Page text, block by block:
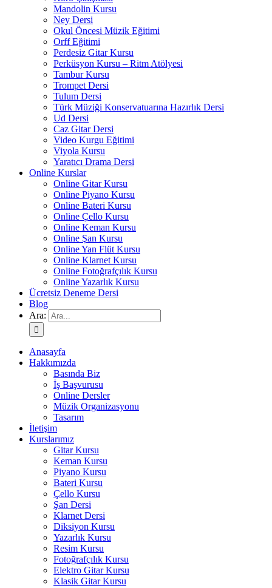
Mandolin Kursu
Ney Dersi
Okul Öncesi Müzik Eğitimi
Orff Eğitimi
Perdesiz Gitar Kursu
Perküsyon Kursu – Ritm Atölyesi
Tambur Kursu
Trompet Dersi
Tulum Dersi
Türk Müziği Konservatuarına Hazırlık Dersi
Ud Dersi
Caz Gitar Dersi
Video Kurgu Eğitimi
Viyola Kursu
Yaratıcı Drama Dersi
Online Kurslar
Online Gitar Kursu
Online Piyano Kursu
Online Bateri Kursu
Online Çello Kursu
Online Keman Kursu
Online Şan Kursu
Online Yan Flüt Kursu
Online Klarnet Kursu
Online Fotoğrafçılık Kursu
Online Yazarlık Kursu
Ücretsiz Deneme Dersi
Blog
Ara:
Anasayfa
Hakkımızda
Basında Biz
İş Başvurusu
Online Dersler
Müzik Organizasyonu
Tasarım
İletişim
Kurslarımız
Gitar Kursu
Keman Kursu
Piyano Kursu
Bateri Kursu
Çello Kursu
Şan Dersi
Klarnet Dersi
Diksiyon Kursu
Yazarlık Kursu
Resim Kursu
Fotoğrafçılık Kursu
Elektro Gitar Kursu
Klasik Gitar Kursu